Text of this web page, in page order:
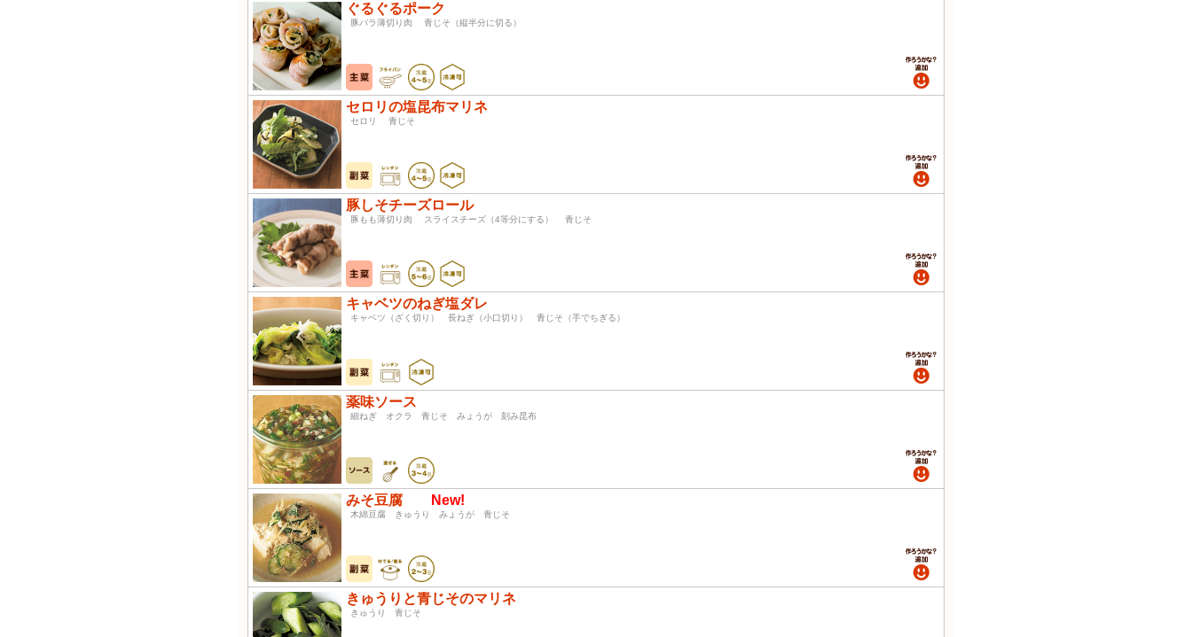
ぐるぐるポーク
豚バラ薄切り肉 青じそ（縦半分に切る）
セロリの塩昆布マリネ
セロリ 青じそ
豚しそチーズロール
豚もも薄切り肉 スライスチーズ（4等分にする） 青じそ
キャベツのねぎ塩ダレ
キャベツ（ざく切り） 長ねぎ（小口切り） 青じそ（手でちぎる）
薬味ソース
細ねぎ オクラ 青じそ みょうが 刻み昆布
みそ豆腐 New!
木綿豆腐 きゅうり みょうが 青じそ
きゅうりと青じそのマリネ
きゅうり 青じそ